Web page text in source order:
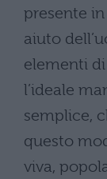
presente
aiuto
elementi
l’ideale
semplice,
questo
viva,